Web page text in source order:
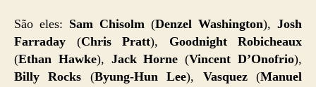
São eles: Sam Chisolm (Denzel Washington), Josh
Farraday (Chris Pratt), Goodnight Robicheaux
(Ethan Hawke), Jack Horne (Vincent D’Onofrio),
Billy Rocks (Byung-Hun Lee), Vasquez(Manuel